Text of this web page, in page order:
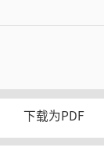
下载为PDF